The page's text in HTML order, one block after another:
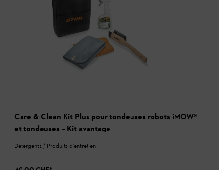
Care & Clean Kit Plus pour tondeuses robots iMOW®
et tondeuses – Kit avantage
Détergents / Produits d'entretien